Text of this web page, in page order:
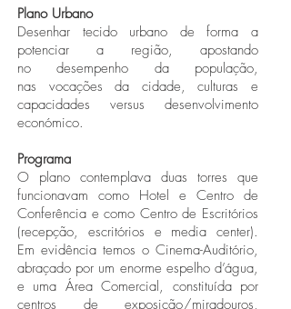
Plano Urbano
Desenhar tecido urbano de forma a
potenciar a região, apostando
no desempenho da população,
nas vocações da cidade, culturas e
capacidades versus desenvolvimento
económico.
Programa
O plano contemplava duas torres que
funcionavam como Hotel e Centro de
Conferência e como Centro de Escritórios
(recepção, escritórios e media center).
Em evidência temos o Cinema-Auditório,
abraçado por um enorme espelho d’água,
e uma Área Comercial, constituída por
centros de exposição/miradouros,